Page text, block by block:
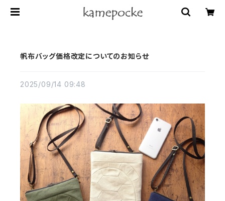
帆布バッグ価格改定についてのお知らせ
2025/09/14 09:48